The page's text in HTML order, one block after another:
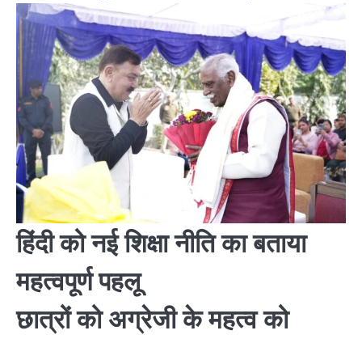
हिंदी को नई शिक्षा नीति का बताया
महत्वपूर्ण पहलू
छात्रों को अग्रेजी के महत्व को